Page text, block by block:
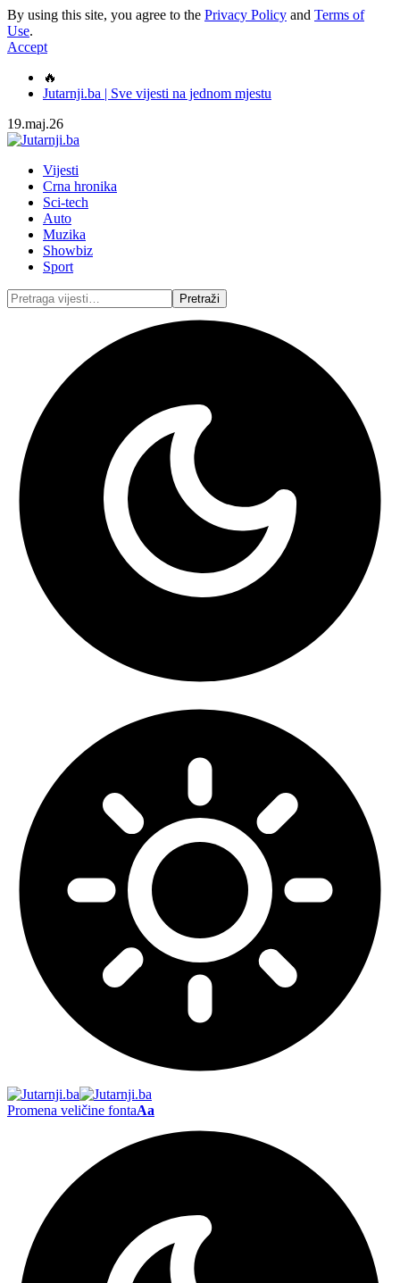
By using this site, you agree to the Privacy Policy and Terms of
Use.
Accept
🔥
Jutarnji.ba | Sve vijesti na jednom mjestu
19.maj.26
Vijesti
Crna hronika
Sci-tech
Auto
Muzika
Showbiz
Sport
Promena veličine fontaAa